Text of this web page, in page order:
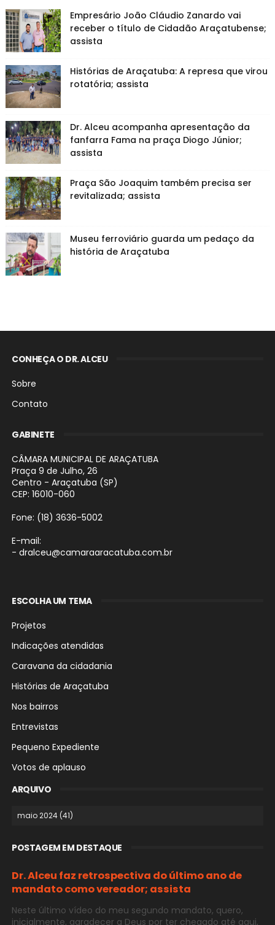
Empresário João Cláudio Zanardo vai
receber o título de Cidadão Araçatubense;
assista
Histórias de Araçatuba: A represa que virou
rotatória; assista
Dr. Alceu acompanha apresentação da
fanfarra Fama na praça Diogo Júnior;
assista
Praça São Joaquim também precisa ser
revitalizada; assista
Museu ferroviário guarda um pedaço da
história de Araçatuba
CONHEÇA O DR. ALCEU
Sobre
Contato
GABINETE
CÂMARA MUNICIPAL DE ARAÇATUBA
Praça 9 de Julho, 26
Centro - Araçatuba (SP)
CEP: 16010-060
Fone: (18) 3636-5002
E-mail:
- dralceu@camaraaracatuba.com.br
ESCOLHA UM TEMA
Projetos
Indicações atendidas
Caravana da cidadania
Histórias de Araçatuba
Nos bairros
Entrevistas
Pequeno Expediente
Votos de aplauso
ARQUIVO
POSTAGEM EM DESTAQUE
Dr. Alceu faz retrospectiva do último ano de
mandato como vereador; assista
Neste último vídeo do meu segundo mandato, quero,
inicialmente, agradecer a Deus por ter chegado até aqui,